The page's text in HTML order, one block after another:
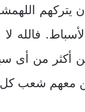
فالله
أكثر من أى
معهم شعب كل